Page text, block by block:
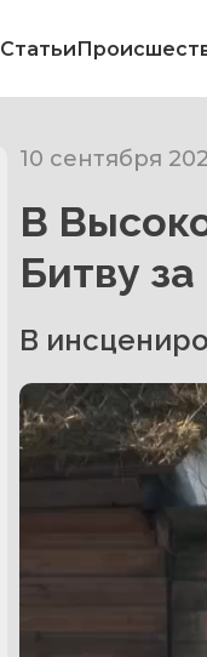
Статьи
10 сентября
В
Битву
В